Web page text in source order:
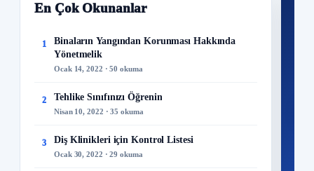
En Çok Okunanlar
1
Binaların Yangından Korunması Hakkında
Yönetmelik
Ocak 14, 2022 · 50 okuma
2 Tehlike Sınıfınızı Öğrenin
Nisan 10, 2022 · 35 okuma
3 Diş Klinikleri için Kontrol Listesi
Ocak 30, 2022 · 29 okuma